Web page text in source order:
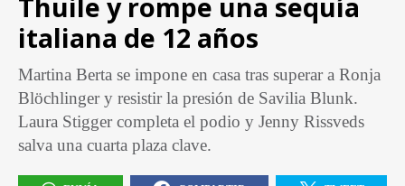
italiana de 12 años
Martina Berta se impone en casa tras superar a Ronja
Blöchlinger y resistir la presión de Savilia Blunk.
Laura Stigger completa el podio y Jenny Rissveds
salva una cuarta plaza clave.